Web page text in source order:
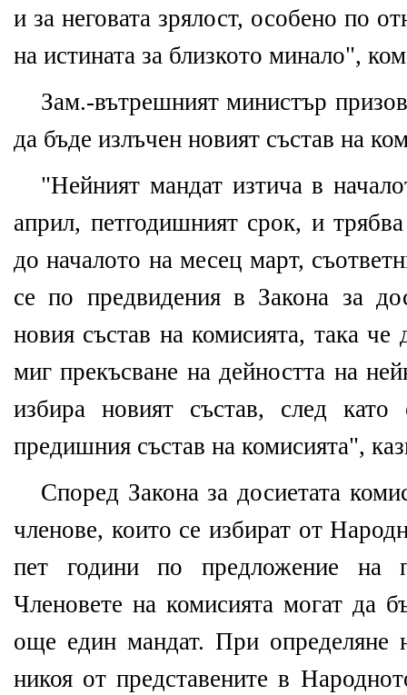
и за неговата зрялост, особено по
на истината за близкото минало",
Зам.-вътрешният министър
да бъде излъчен новият състав на
"Нейният мандат изтича в
април, петгодишният срок, и
до началото на месец март,
се по предвидения в Закона за
новия състав на комисията, така че
миг прекъсване на дейността на
избира новият състав, след
предишния състав на комисията",
Според Закона за досиетата
членове, които се избират от
пет години по предложение на
Членовете на комисията могат да
още един мандат. При определяне
никоя от представените в